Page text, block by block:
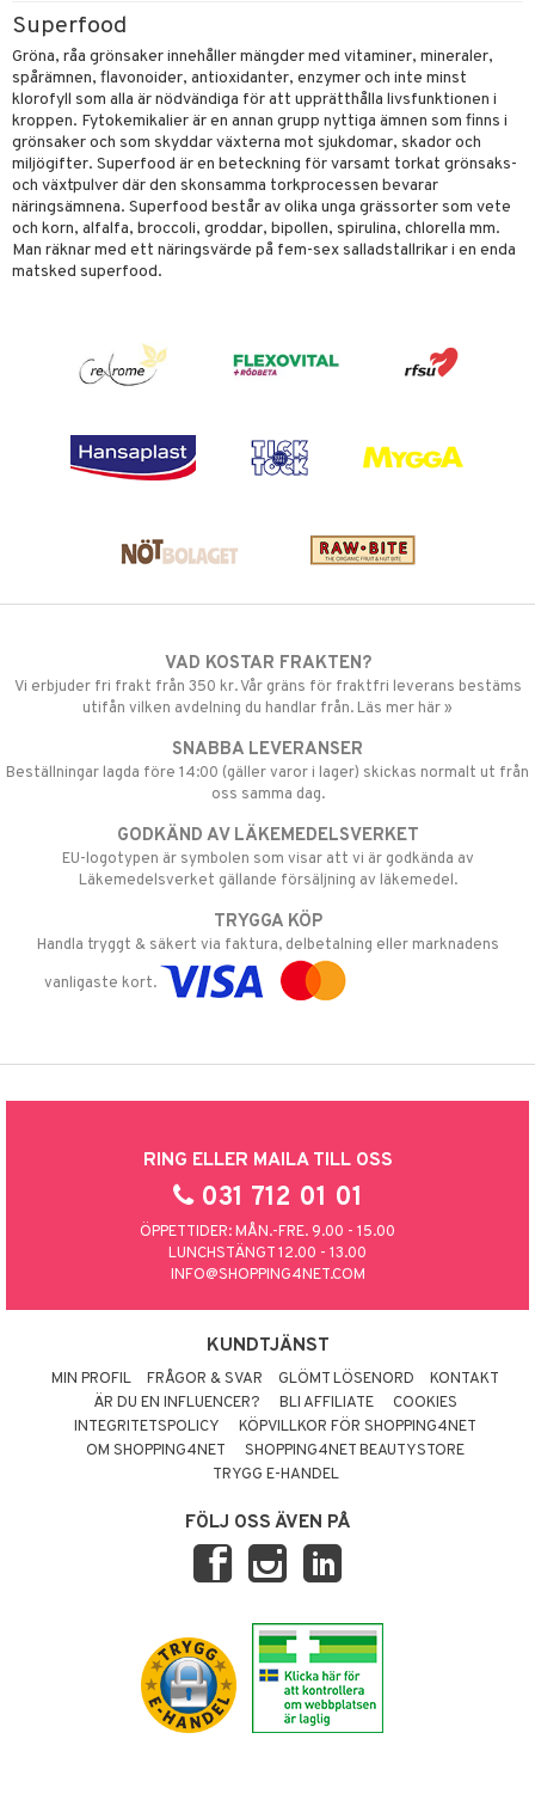
Superfood
Gröna, råa grönsaker innehåller mängder med vitaminer, mineraler,
spårämnen, flavonoider, antioxidanter, enzymer och inte minst
klorofyll som alla är nödvändiga för att upprätthålla livsfunktionen i
kroppen. Fytokemikalier är en annan grupp nyttiga ämnen som finns i
grönsaker och som skyddar växterna mot sjukdomar, skador och
miljögifter. Superfood är en beteckning för varsamt torkat grönsaks-
och växtpulver där den skonsamma torkprocessen bevarar
näringsämnena. Superfood består av olika unga grässorter som vete
och korn, alfalfa, broccoli, groddar, bipollen, spirulina, chlorella mm.
Man räknar med ett näringsvärde på fem-sex salladstallrikar i en enda
matsked superfood.
VAD KOSTAR FRAKTEN?
Vi erbjuder fri frakt från 350 kr. Vår gräns för fraktfri leverans bestäms
utifån vilken avdelning du handlar från. Läs mer här »
SNABBA LEVERANSER
Beställningar lagda före 14:00 (gäller varor i lager) skickas normalt ut från
oss samma dag.
GODKÄND AV LÄKEMEDELSVERKET
EU-logotypen är symbolen som visar att vi är godkända av
Läkemedelsverket gällande försäljning av läkemedel.
TRYGGA KÖP
Handla tryggt & säkert via faktura, delbetalning eller marknadens
vanligaste kort.
RING ELLER MAILA TILL OSS
031 712 01 01
ÖPPETTIDER: MÅN.-FRE. 9.00 - 15.00
LUNCHSTÄNGT 12.00 - 13.00
INFO@SHOPPING4NET.COM
KUNDTJÄNST
MIN PROFIL FRÅGOR & SVAR GLÖMT LÖSENORD
KONTAKT
ÄR DU EN INFLUENCER?
BLI AFFILIATE
COOKIES
INTEGRITETSPOLICY
KÖPVILLKOR FÖR SHOPPING4NET
OM SHOPPING4NET
SHOPPING4NET BEAUTYSTORE
TRYGG E-HANDEL
FÖLJ OSS ÄVEN PÅ